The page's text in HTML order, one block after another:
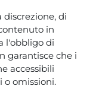
discrezione, di
in
l'obbligo di
garantisce che i
accessibili
o omissioni.